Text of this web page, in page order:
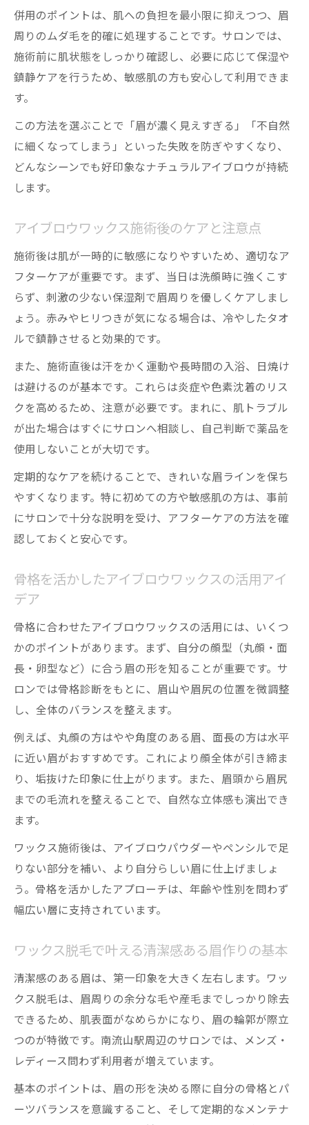
併用のポイントは、肌への負担を最小限に抑えつつ、眉
周りのムダ毛を的確に処理することです。サロンでは、
施術前に肌状態をしっかり確認し、必要に応じて保湿や
鎮静ケアを行うため、敏感肌の方も安心して利用できま
す。
この方法を選ぶことで「眉が濃く見えすぎる」「不自然
に細くなってしまう」といった失敗を防ぎやすくなり、
どんなシーンでも好印象なナチュラルアイブロウが持続
します。
アイブロウワックス施術後のケアと注意点
施術後は肌が一時的に敏感になりやすいため、適切なア
フターケアが重要です。まず、当日は洗顔時に強くこす
らず、刺激の少ない保湿剤で眉周りを優しくケアしまし
ょう。赤みやヒリつきが気になる場合は、冷やしたタオ
ルで鎮静させると効果的です。
また、施術直後は汗をかく運動や長時間の入浴、日焼け
は避けるのが基本です。これらは炎症や色素沈着のリス
クを高めるため、注意が必要です。まれに、肌トラブル
が出た場合はすぐにサロンへ相談し、自己判断で薬品を
使用しないことが大切です。
定期的なケアを続けることで、きれいな眉ラインを保ち
やすくなります。特に初めての方や敏感肌の方は、事前
にサロンで十分な説明を受け、アフターケアの方法を確
認しておくと安心です。
骨格を活かしたアイブロウワックスの活用アイ
デア
骨格に合わせたアイブロウワックスの活用には、いくつ
かのポイントがあります。まず、自分の顔型（丸顔・面
長・卵型など）に合う眉の形を知ることが重要です。サ
ロンでは骨格診断をもとに、眉山や眉尻の位置を微調整
し、全体のバランスを整えます。
例えば、丸顔の方はやや角度のある眉、面長の方は水平
に近い眉がおすすめです。これにより顔全体が引き締ま
り、垢抜けた印象に仕上がります。また、眉頭から眉尻
までの毛流れを整えることで、自然な立体感も演出でき
ます。
ワックス施術後は、アイブロウパウダーやペンシルで足
りない部分を補い、より自分らしい眉に仕上げましょ
う。骨格を活かしたアプローチは、年齢や性別を問わず
幅広い層に支持されています。
ワックス脱毛で叶える清潔感ある眉作りの基本
清潔感のある眉は、第一印象を大きく左右します。ワッ
クス脱毛は、眉周りの余分な毛や産毛までしっかり除去
できるため、肌表面がなめらかになり、眉の輪郭が際立
つのが特徴です。南流山駅周辺のサロンでは、メンズ・
レディース問わず利用者が増えています。
基本のポイントは、眉の形を決める際に自分の骨格とパ
ーツバランスを意識すること、そして定期的なメンテナ